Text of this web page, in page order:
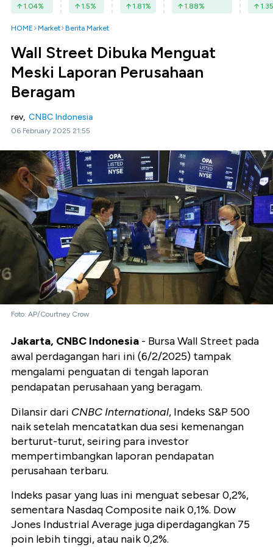
1.04% 1.5% 1.81% 1.88% 1.35
HOME Market Berita Market
Wall Street Dibuka Menguat
Meski Laporan Perusahaan
Beragam
rev, CNBC Indonesia
06 February 2025 21:55
Foto: AP/Courtney Crow
Jakarta, CNBC Indonesia - Bursa Wall Street pada
awal perdagangan hari ini (6/2/2025) tampak
mengalami penguatan di tengah laporan
pendapatan perusahaan yang beragam.
Dilansir dari CNBC International, Indeks S&P 500
naik setelah mencatatkan dua sesi kemenangan
berturut-turut, seiring para investor
mempertimbangkan laporan pendapatan
perusahaan terbaru.
Indeks pasar yang luas ini menguat sebesar 0,2%,
sementara Nasdaq Composite naik 0,1%. Dow
Jones Industrial Average juga diperdagangkan 75
poin lebih tinggi, atau naik 0,2%.